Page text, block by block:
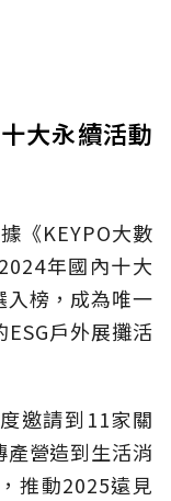
大永續活動
《KEYPO大數
年國內十大
榜，成為唯一
ESG戶外展攤活
邀請到11家關
營造到生活消
推動2025遠見